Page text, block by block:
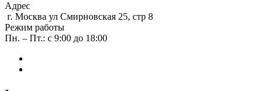
Адрес
г. Москва ул Смирновская 25, стр 8
Режим работы
Пн. – Пт.: с 9:00 до 18:00